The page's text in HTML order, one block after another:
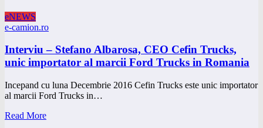
eNEWS
e-camion.ro
Interviu – Stefano Albarosa, CEO Cefin Trucks,
unic importator al marcii Ford Trucks in Romania
Incepand cu luna Decembrie 2016 Cefin Trucks este unic importator
al marcii Ford Trucks in…
Read More